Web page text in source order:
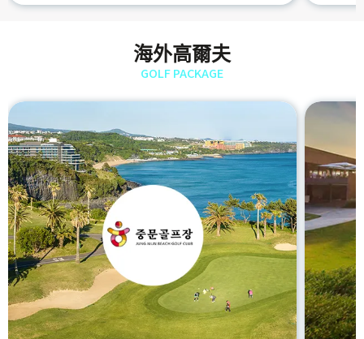
海外高爾夫
GOLF PACKAGE